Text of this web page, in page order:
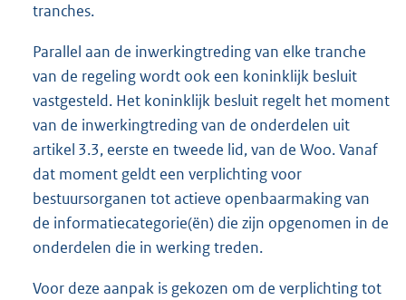
tranches.
Parallel aan de inwerkingtreding van elke tranche
van de regeling wordt ook een koninklijk besluit
vastgesteld. Het koninklijk besluit regelt het moment
van de inwerkingtreding van de onderdelen uit
artikel 3.3, eerste en tweede lid, van de Woo. Vanaf
dat moment geldt een verplichting voor
bestuursorganen tot actieve openbaarmaking van
de informatiecategorie(ën) die zijn opgenomen in de
onderdelen die in werking treden.
Voor deze aanpak is gekozen om de verplichting tot